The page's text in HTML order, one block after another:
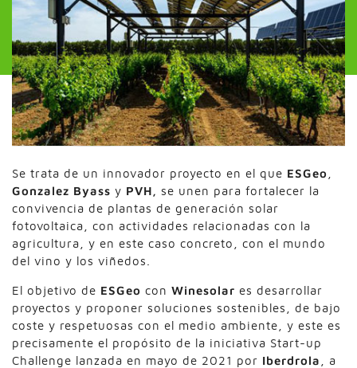
Se trata de un innovador proyecto en el que ESGeo
Gonzalez Byass y PVH, se unen para fortalecer la
convivencia de plantas de generación solar
fotovoltaica, con actividades relacionadas con la
agricultura, y en este caso concreto, con el mundo
del vino y los viñedos.
El objetivo de ESGeo con Winesolar es desarrollar
proyectos y proponer soluciones sostenibles, de bajo
coste y respetuosas con el medio ambiente, y este es
precisamente el propósito de la iniciativa Start-up
Challenge lanzada en mayo de 2021 por Iberdrola
, a